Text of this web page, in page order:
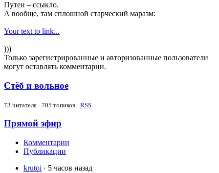
Путен – ссыкло.
А вообще, там сплошной старческий маразм:
Your text to link...
)))
Только зарегистрированные и авторизованные пользователи
могут оставлять комментарии.
Стёб и вольное
73 читателя · 705 топиков · RSS
Прямой эфир
Комментарии
Публикации
krutoi · 5 часов назад